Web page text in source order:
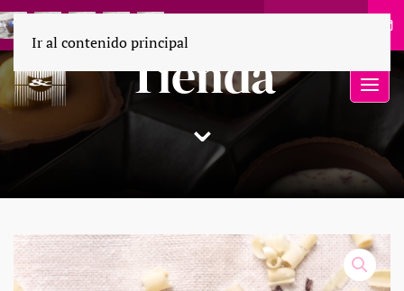
Tienda
⌄
Ir al contenido principal